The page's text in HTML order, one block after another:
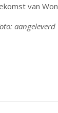
van
aangeleverd